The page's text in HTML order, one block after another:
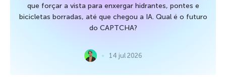
que forçar a vista para enxergar hidrantes, pontes e
bicicletas borradas, até que chegou a IA. Qual é o futuro
do CAPTCHA?
14 jul 2026